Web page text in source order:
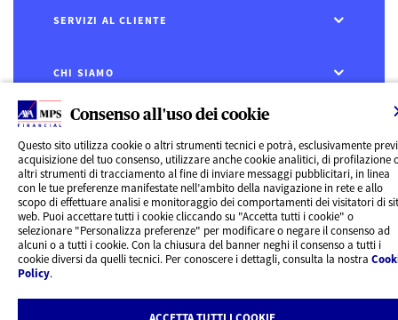
Consenso all'uso dei cookie
Questo sito utilizza cookie o altri strumenti tecnici e potrà, esclusivamente
acquisizione del tuo consenso, utilizzare anche cookie analitici, di profilazione
altri strumenti di tracciamento al fine di inviare messaggi pubblicitari, in linea
con le tue preferenze manifestate nell’ambito della navigazione in rete e allo
scopo di effettuare analisi e monitoraggio dei comportamenti dei visitatori di
web. Puoi accettare tutti i cookie cliccando su "Accetta tutti i cookie" o
selezionare "Personalizza preferenze" per modificare o negare il consenso ad
alcuni o a tutti i cookie. Con la chiusura del banner neghi il consenso a tutti i
cookie diversi da quelli tecnici. Per conoscere i dettagli, consulta la nostra
Policy.
SERVIZI AL CLIENTE
CHI SIAMO
CONTATTI
Privacy
Rivedi le tue scelte sui Cookie
Cookie Policy
Informazioni legali
AXA MPS Financial DAC - VAT Number IE8293822E